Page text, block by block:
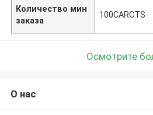
Количество мин
заказа
100CARCTS
Осмотрите
О нас